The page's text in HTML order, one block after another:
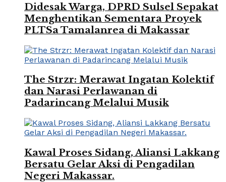
Didesak Warga, DPRD Sulsel Sepakat
Menghentikan Sementara Proyek
PLTSa Tamalanrea di Makassar
The Strzr: Merawat Ingatan Kolektif
dan Narasi Perlawanan di
Padarincang Melalui Musik
Kawal Proses Sidang, Aliansi Lakkang
Bersatu Gelar Aksi di Pengadilan
Negeri Makassar.